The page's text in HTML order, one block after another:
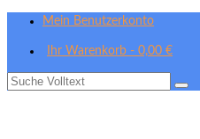
Mein Benutzerkonto
Ihr Warenkorb - 0,00 €
Suche